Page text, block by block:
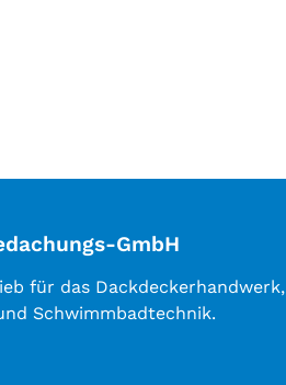
GmbH
für das Dackdeckerhandwerk,
Schwimmbadtechnik.